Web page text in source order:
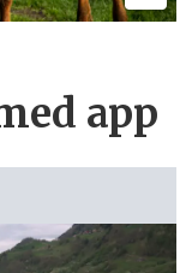
app